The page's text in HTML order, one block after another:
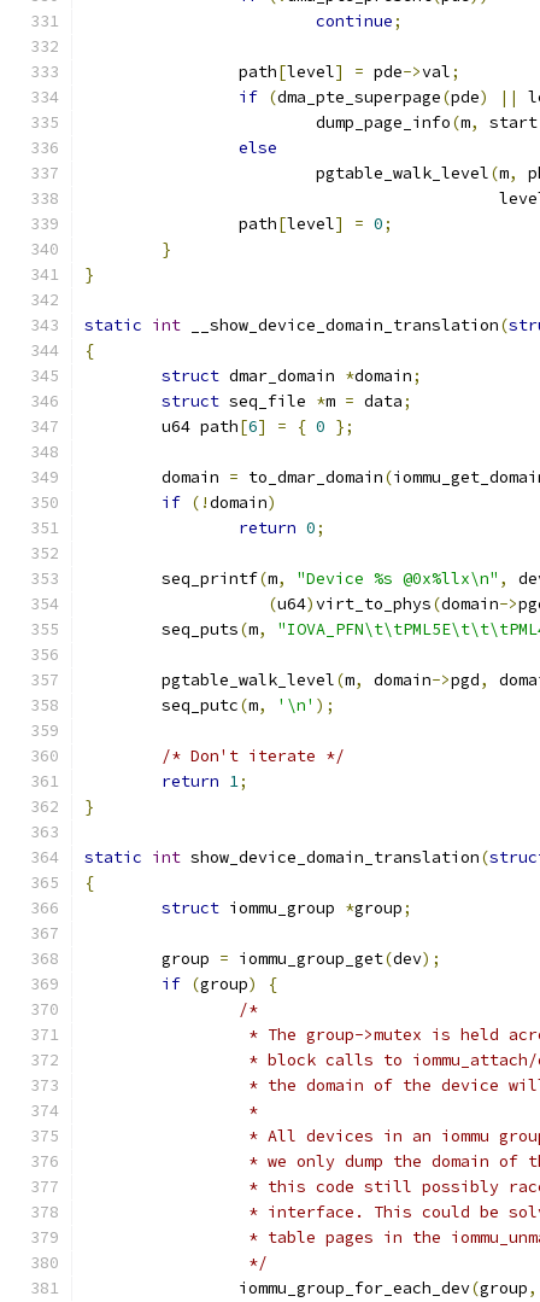
continue;
		path
[level] = pde->val;
if (dma_pte_superpage(pde) ||
			dump_page_info
(m, start
else
			pgtable_walk_level
(m,
		path
[level] = 0;
}
}
static int __show_device_domain_translation(
{
struct dmar_domain *domain;
struct seq_file *m = data;
	u64 path
[6] = { 0 };
	domain
= to_dmar_domain(
if (!domain)
return 0;
	seq_printf
(m, "Device %s @0x%llx\n" ,
(u64)virt_to_phys(domain->
	seq_puts
(m,
	pgtable_walk_level
(m, domain->pgd,
	seq_putc
(m, '\n' );
/* Don't iterate */
return 1;
}
static int show_device_domain_translation(
{
struct iommu_group *group;
	group
= iommu_group_get(dev);
if (group)
{
/*
* The group->mutex is held
* block calls to
* the domain of the device
		 *
* All devices in an iommu
* we only dump the domain of
* this code still possibly
* interface. This could be
* table pages in the
		 */
		iommu_group_for_each_dev
(group,